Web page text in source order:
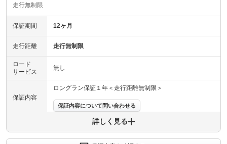
走行無制限
保証期間 12ヶ月
走行距離 走行無制限
ロード
サービス
無し
保証内容
ロングラン保証１年＜走行距離無制限＞
保証内容について問い合わせる
詳しく見る